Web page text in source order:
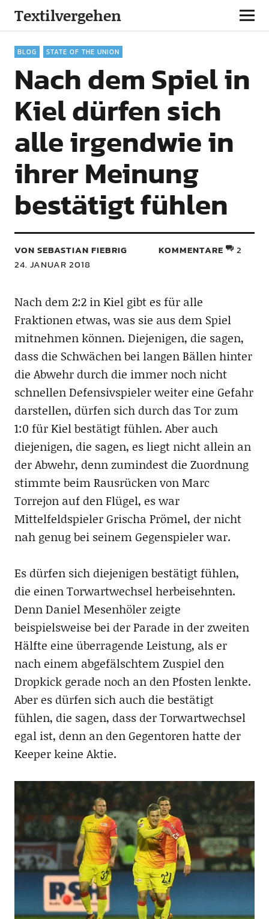
Textilvergehen
BLOG STATE OF THE UNION
Nach dem Spiel in
Kiel dürfen sich
alle irgendwie in
ihrer Meinung
bestätigt fühlen
VON SEBASTIAN FIEBRIG
24. JANUAR 2018
KOMMENTARE 2
Nach dem 2:2 in Kiel gibt es für alle
Fraktionen etwas, was sie aus dem Spiel
mitnehmen können. Diejenigen, die sagen,
dass die Schwächen bei langen Bällen hinter
die Abwehr durch die immer noch nicht
schnellen Defensivspieler weiter eine Gefahr
darstellen, dürfen sich durch das Tor zum
1:0 für Kiel bestätigt fühlen. Aber auch
diejenigen, die sagen, es liegt nicht allein an
der Abwehr, denn zumindest die Zuordnung
stimmte beim Rausrücken von Marc
Torrejon auf den Flügel, es war
Mittelfeldspieler Grischa Prömel, der nicht
nah genug bei seinem Gegenspieler war.
Es dürfen sich diejenigen bestätigt fühlen,
die einen Torwartwechsel herbeisehnten.
Denn Daniel Mesenhöler zeigte
beispielsweise bei der Parade in der zweiten
Hälfte eine überragende Leistung, als er
nach einem abgefälschtem Zuspiel den
Dropkick gerade noch an den Pfosten lenkte.
Aber es dürfen sich auch die bestätigt
fühlen, die sagen, dass der Torwartwechsel
egal ist, denn an den Gegentoren hatte der
Keeper keine Aktie.